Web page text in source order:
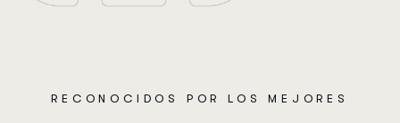
RECONOCIDOS POR LOS MEJORES